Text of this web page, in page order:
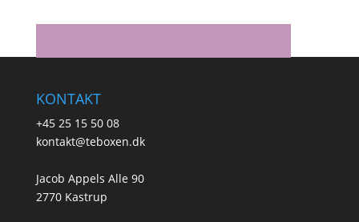
KONTAKT
+45 25 15 50 08
kontakt@teboxen.dk
Jacob Appels Alle 90
2770 Kastrup